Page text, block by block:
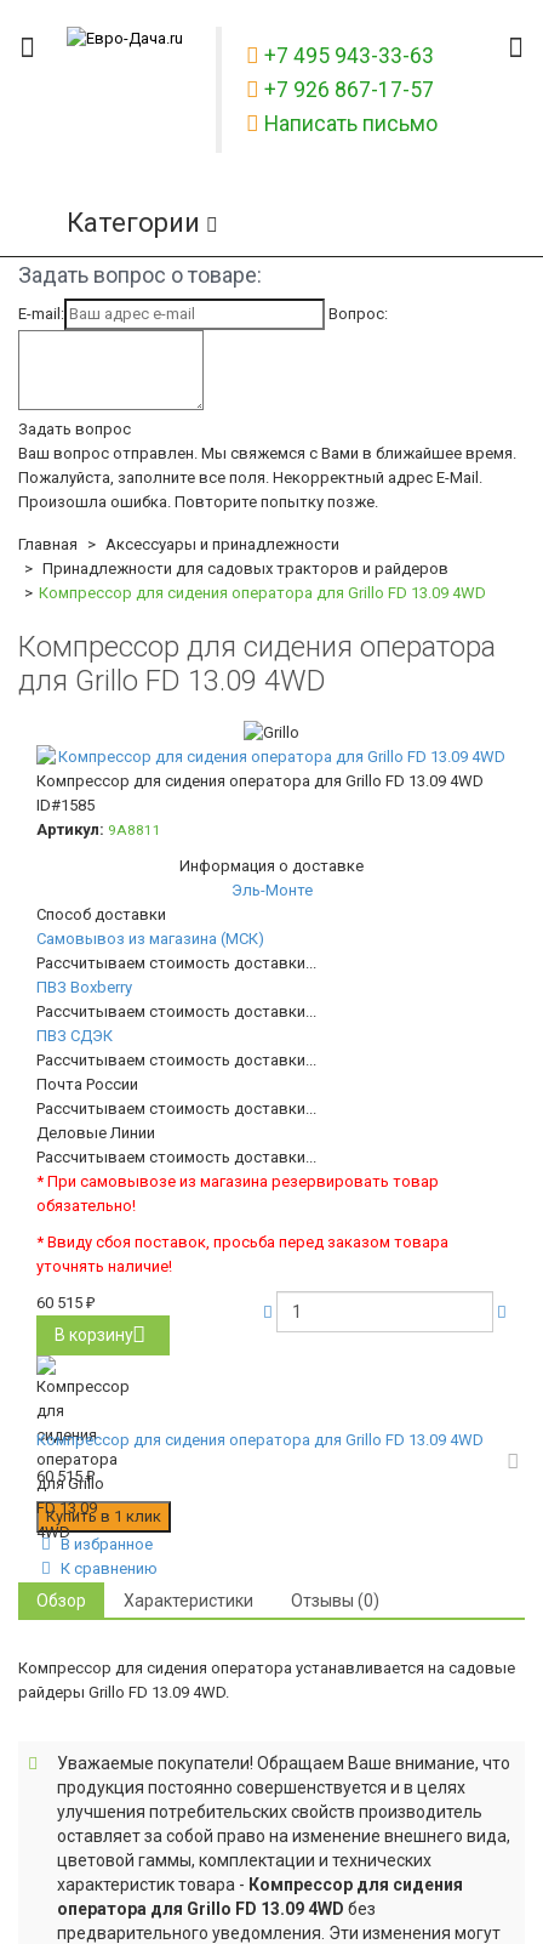
+7 495 943-33-63
+7 926 867-17-57
Написать письмо
Категории
Задать вопрос о товаре:
E-mail: Вопрос:
Задать вопрос
Ваш вопрос отправлен. Мы свяжемся с Вами в ближайшее время.
Пожалуйста, заполните все поля. Некорректный адрес E-Mail.
Произошла ошибка. Повторите попытку позже.
Главная
Аксессуары и принадлежности
Принадлежности для садовых тракторов и райдеров
Компрессор для сидения оператора для Grillo FD 13.09 4WD
Компрессор для сидения оператора
для Grillo FD 13.09 4WD
Компрессор для сидения оператора для Grillo FD 13.09 4WD
ID#1585
Артикул: 9A8811
Информация о доставке
Эль-Монте
Способ доставки
Самовывоз из магазина (МСК)
Рассчитываем стоимость доставки...
ПВЗ Boxberry
Рассчитываем стоимость доставки...
ПВЗ СДЭК
Рассчитываем стоимость доставки...
Почта России
Рассчитываем стоимость доставки...
Деловые Линии
Рассчитываем стоимость доставки...
* При самовывозе из магазина резервировать товар
обязательно!
* Ввиду сбоя поставок, просьба перед заказом товара
уточнять наличие!
60 515 ₽
В корзину
Компрессор для сидения оператора для Grillo FD 13.09 4WD
60 515₽
В избранное
К сравнению
Обзор Характеристики Отзывы (0)
Компрессор для сидения оператора устанавливается на садовые
райдеры Grillo FD 13.09 4WD.
Уважаемые покупатели! Обращаем Ваше внимание, что
продукция постоянно совершенствуется и в целях
улучшения потребительских свойств производитель
оставляет за собой право на изменение внешнего вида,
цветовой гаммы, комплектации и технических
характеристик товара - Компрессор для сидения
оператора для Grillo FD 13.09 4WD без
предварительного уведомления. Эти изменения могут